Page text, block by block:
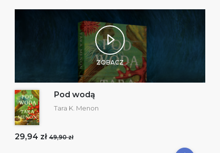
ZOBACZ
Pod wodą
Tara K. Menon
29,94 zł 49,90 zł